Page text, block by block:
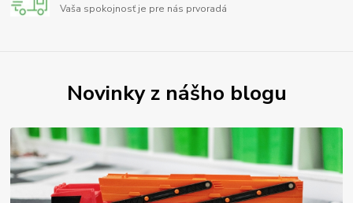
Vaša spokojnosť je pre nás prvoradá
Novinky z nášho blogu